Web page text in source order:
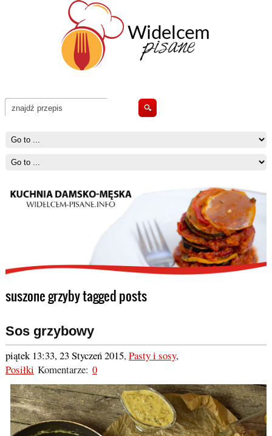
suszone grzyby tagged posts
Sos grzybowy
piątek 13:33, 23 Styczeń 2015,Pasty i sosy,
Posiłki Komentarze: 0